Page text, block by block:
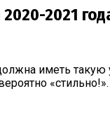
2021
иметь такую